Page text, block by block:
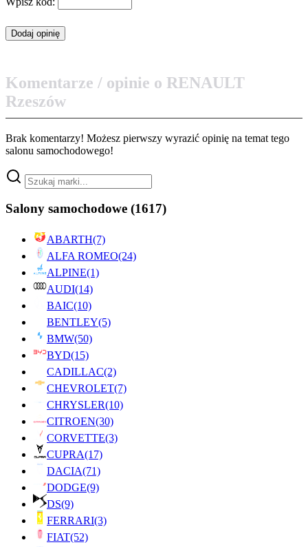
Komentarze / opinie o RENAULT
Rzeszów
Brak komentarzy! Możesz pierwszy wyrazić opinię na temat tego
salonu samochodowego!
Salony samochodowe (1617)
ABARTH(7)
ALFA ROMEO(24)
ALPINE(1)
AUDI(14)
BAIC(10)
BENTLEY(5)
BMW(50)
BYD(15)
CADILLAC(2)
CHEVROLET(7)
CHRYSLER(10)
CITROEN(30)
CORVETTE(3)
CUPRA(17)
DACIA(71)
DODGE(9)
DS(9)
FERRARI(3)
FIAT(52)